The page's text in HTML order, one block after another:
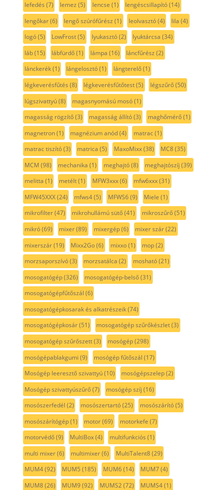
lefedés (7) lemez (5) lencse (1) lengéscsillapító(14)
lengőkar(6) lengő szúrófűrész (1) leolvasztó(4) lila (4)
logó(5) LowFrost(5) lyukasztó(2) lyuktárcsa (34)
láb(15) lábfürdő(1) lámpa (16) láncfűrész (2)
lánckerék(1) lángelosztó(1) lángterelő(1)
légkeverésfűtés (8) légkeverésfűtőtest(5) légszűrő(50)
lúgszivattyú(8) magasnyomású mosó(1)
magasság rögzítő(3) magasság állító(3) maghőmérő(1)
magnetron(1) magnézium anód(4) matrac(1)
matrac tiszító(3) matrica (5) MaxoMixx(38) MC8(35)
MCM (98) mechanika (1) meghajtó(8) meghajtószíj (39)
melitta (1) metélt(1) MFW3xxx(6) mfw6xxx(31)
MFW45XXX(24) mfws4(5) MFWS6(9) Miele (1)
mikrofilter(47) mikrohullámú sütő(41) mikroszűrő(51)
mikró(69) mixer(89) mixergép(6) mixer szár(22)
mixerszár(19) Mixx2Go(6) mixxo(1) mop(2)
morzsaporszívó(3) morzsatálca (2) mosható(21)
mosogatógép(326) mosogatógép-belső(31)
mosogatógépfűtőszál (6)
mosogatógépkosarak és alkatrészeik(74)
mosogatógépkosár(51) mosogatógép szűrőkészlet(3)
mosogatógép szűrőszett(3) mosógép(298)
mosógépablakgumi (9) mosógép fűtőszál (17)
Mosógép leeresztő szivattyú(10) mosógépszelep(2)
Mosógép szivattyúszűrő(7) mosógép szíj (16)
mosószerfedél (2) mosószertartó(25) mosószárító(5)
mosószárítógép(1) motor(69) motorkefe (7)
motorvédő(9) MultiBox(4) multifunkciós (1)
multi mixer(6) multimixer(6) MultiTalent8(29)
MUM4(92) MUM5 (185) MUM6(14) MUM7(4)
MUM8(26) MUM9(92) MUMS2(72) MUMS4(1)